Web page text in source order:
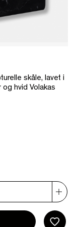
skåle, lavet i
hvid Volakas